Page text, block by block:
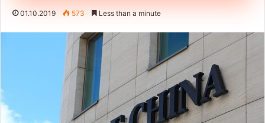
01.10.2019 573 Less than a minute